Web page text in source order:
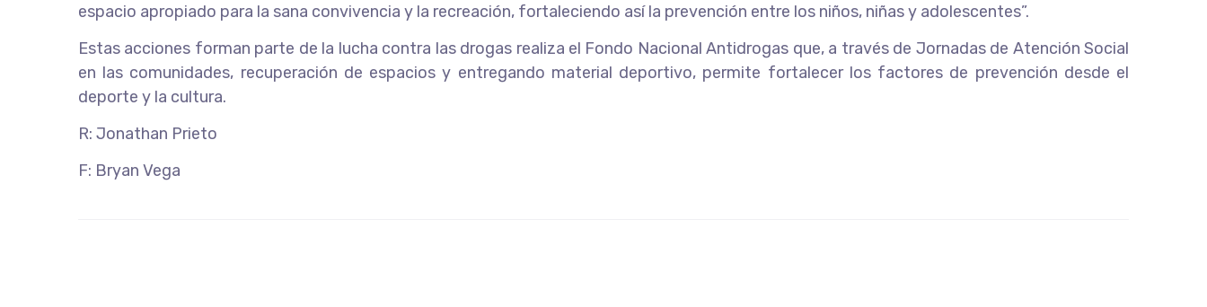
espacio apropiado para la sana convivencia y la recreación, fortaleciendo así la prevención entre los niños, niñas y adolescentes”.
Estas acciones forman parte de la lucha contra las drogas realiza el Fondo Nacional Antidrogas que, a través de Jornadas de Atención Social
en las comunidades, recuperación de espacios y entregando material deportivo, permite fortalecer los factores de prevención desde el
deporte y la cultura.
R: Jonathan Prieto
F: Bryan Vega